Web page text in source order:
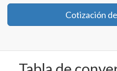
Cotización